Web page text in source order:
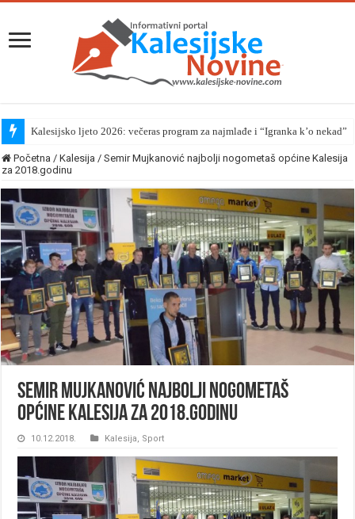
Kalesijsko ljeto 2026: večeras program za najmlađe i “Igranka k’o nekad”
Početna / Kalesija / Semir Mujkanović najbolji nogometaš općine Kalesija
za 2018.godinu
Semir Mujkanović najbolji nogometaš
općine Kalesija za 2018.godinu
10.12.2018. Kalesija, Sport